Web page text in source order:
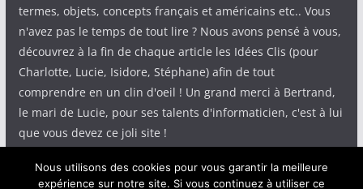
termes, objets, concepts français et américains etc.. Vous
n'avez pas le temps de tout lire ? Nous avons pensé à vous,
découvrez à la fin de chaque article les Idées Clis (pour
Charlotte, Lucie, Isidore, Stéphane) afin de tout
comprendre en un clin d'oeil ! Un grand merci à Bertrand,
le mari de Lucie, pour ses talents d'informaticien, c'est à lui
que vous devez ce joli site !
Nous utilisons des cookies pour vous garantir la meilleure
expérience sur notre site. Si vous continuez à utiliser ce